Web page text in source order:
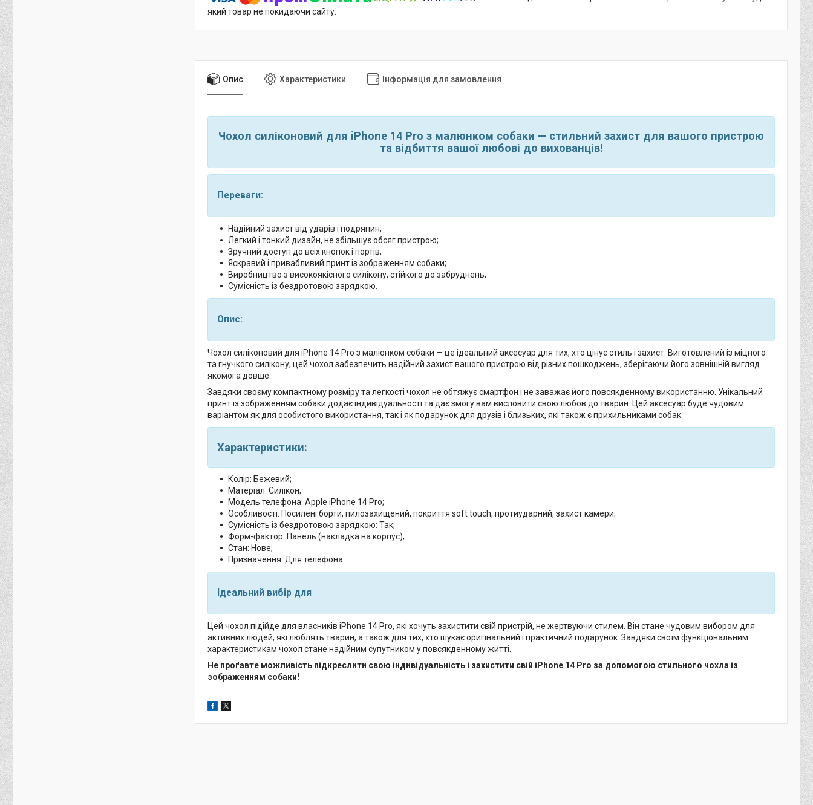
який товар не покидаючи сайту.
Опис Характеристики Інформація для замовлення
Чохол силіконовий для iPhone 14 Pro з малюнком собаки — стильний захист для вашого пристрою
та відбиття вашої любові до вихованців!
Переваги:
Надійний захист від ударів і подряпин;
Легкий і тонкий дизайн, не збільшує обсяг пристрою;
Зручний доступ до всіх кнопок і портів;
Яскравий і привабливий принт із зображенням собаки;
Виробництво з високоякісного силікону, стійкого до забруднень;
Сумісність із бездротовою зарядкою.
Опис:
Чохол силіконовий для iPhone 14 Pro з малюнком собаки — це ідеальний аксесуар для тих, хто цінує стиль і захист. Виготовлений із міцного
та гнучкого силікону, цей чохол забезпечить надійний захист вашого пристрою від різних пошкоджень, зберігаючи його зовнішній вигляд
якомога довше.
Завдяки своєму компактному розміру та легкості чохол не обтяжує смартфон і не заважає його повсякденному використанню. Унікальний
принт із зображенням собаки додає індивідуальності та дає змогу вам висловити свою любов до тварин. Цей аксесуар буде чудовим
варіантом як для особистого використання, так і як подарунок для друзів і близьких, які також є прихильниками собак.
Характеристики:
Колір: Бежевий;
Матеріал: Силікон;
Модель телефона: Apple iPhone 14 Pro;
Особливості: Посилені борти, пилозахищений, покриття soft touch, протиударний, захист камери;
Сумісність із бездротовою зарядкою: Так;
Форм-фактор: Панель (накладка на корпус);
Стан: Нове;
Призначення: Для телефона.
Ідеальний вибір для
Цей чохол підійде для власників iPhone 14 Pro, які хочуть захистити свій пристрій, не жертвуючи стилем. Він стане чудовим вибором для
активних людей, які люблять тварин, а також для тих, хто шукає оригінальний і практичний подарунок. Завдяки своїм функціональним
характеристикам чохол стане надійним супутником у повсякденному житті.
Не проґавте можливість підкреслити свою індивідуальність і захистити свій iPhone 14 Pro за допомогою стильного чохла із
зображенням собаки!